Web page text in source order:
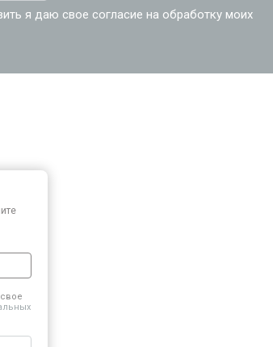
я даю свое согласие на обработку моих